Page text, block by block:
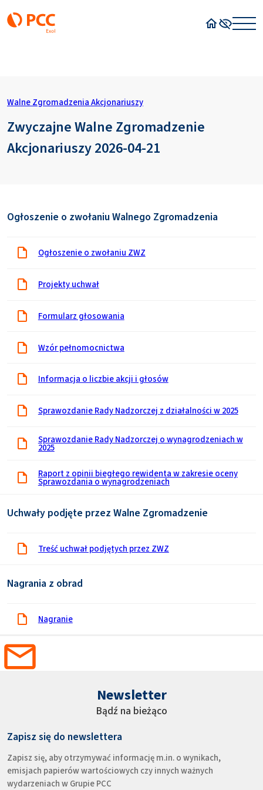
Walne Zgromadzenia Akcjonariuszy
Zwyczajne Walne Zgromadzenie
Akcjonariuszy 2026-04-21
Ogłoszenie o zwołaniu Walnego Zgromadzenia
Ogłoszenie o zwołaniu ZWZ
Projekty uchwał
Formularz głosowania
Wzór pełnomocnictwa
Informacja o liczbie akcji i głosów
Sprawozdanie Rady Nadzorczej z działalności w 2025
Sprawozdanie Rady Nadzorczej o wynagrodzeniach w
2025
Raport z opinii biegłego rewidenta w zakresie oceny
Sprawozdania o wynagrodzeniach
Uchwały podjęte przez Walne Zgromadzenie
Treść uchwał podjętych przez ZWZ
Nagrania z obrad
Nagranie
Newsletter
Bądź na bieżąco
Zapisz się do newslettera
Zapisz się, aby otrzymywać informację m.in. o wynikach,
emisjach papierów wartościowych czy innych ważnych
wydarzeniach w Grupie PCC